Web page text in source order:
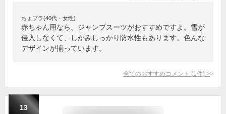
ちょプラ(40代・女性)
赤ちゃん用なら、ジャンプスーツがおすすめですよ。雪が
侵入しなくて、しかみしっかり防水性もあります。色んな
デザインが揃っています。
全てのおすすめコメント (1 件) >
13